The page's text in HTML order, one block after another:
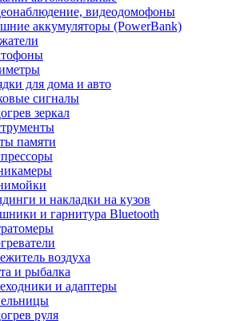
видеодомофоны
аккумуляторы (PowerBank)
для дома и авто
сигналы
зеркал
памяти
и накладки на кузов
и гарнитура Bluetooth
воздуха
и рыбалка
и адаптеры
руля